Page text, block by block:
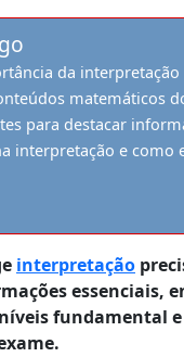
da
matemáticos
para destacar
interpretação e como
interpretação
essenciais,
fundamental